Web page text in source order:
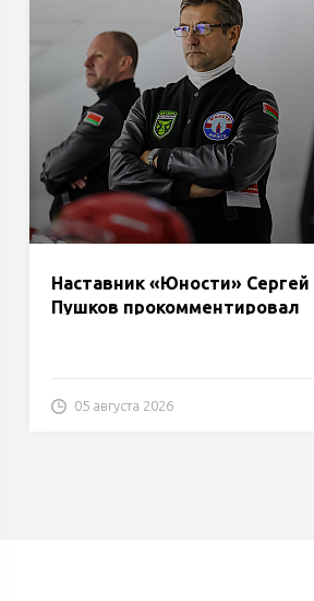
Наставник «Юности» Сергей
Пушков прокомментировал
05 августа 2026